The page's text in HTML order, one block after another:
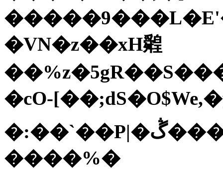
�VN�z��xH䑟
�cO-
�:��`��P|�ڴ���V�2ܩ��-�h� �}
����%�